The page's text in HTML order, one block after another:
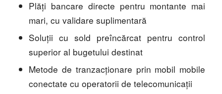
Plăți bancare directe pentru montante mai
mari, cu validare suplimentară
Soluții cu sold preîncărcat pentru control
superior al bugetului destinat
Metode de tranzacționare prin mobil mobile
conectate cu operatorii de telecomunicații